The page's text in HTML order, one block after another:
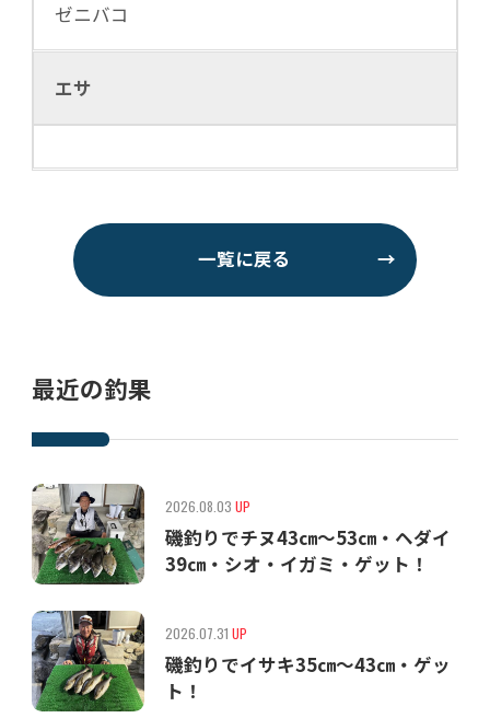
ゼニバコ
エサ
一覧に戻る →
最近の釣果
2026.08.03 UP
磯釣りでチヌ43㎝〜53㎝・ヘダイ
39㎝・シオ・イガミ・ゲット！
2026.07.31 UP
磯釣りでイサキ35㎝〜43㎝・ゲッ
ト！